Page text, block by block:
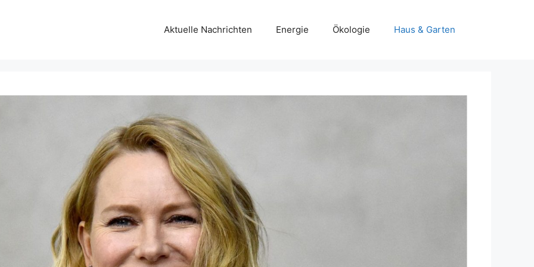
Aktuelle Nachrichten Energie Ökologie Haus & Garten